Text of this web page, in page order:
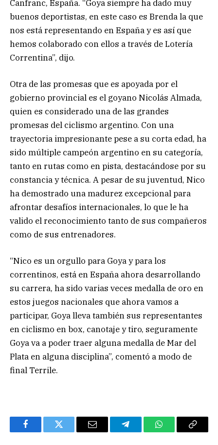
Canfranc, España. “Goya siempre ha dado muy
buenos deportistas, en este caso es Brenda la que
nos está representando en España y es así que
hemos colaborado con ellos a través de Lotería
Correntina”, dijo.
Otra de las promesas que es apoyada por el
gobierno provincial es el goyano Nicolás Almada,
quien es considerado una de las grandes
promesas del ciclismo argentino. Con una
trayectoria impresionante pese a su corta edad, ha
sido múltiple campeón argentino en su categoría,
tanto en rutas como en pista, destacándose por su
constancia y técnica. A pesar de su juventud, Nico
ha demostrado una madurez excepcional para
afrontar desafíos internacionales, lo que le ha
valido el reconocimiento tanto de sus compañeros
como de sus entrenadores.
“Nico es un orgullo para Goya y para los
correntinos, está en España ahora desarrollando
su carrera, ha sido varias veces medalla de oro en
estos juegos nacionales que ahora vamos a
participar, Goya lleva también sus representantes
en ciclismo en box, canotaje y tiro, seguramente
Goya va a poder traer alguna medalla de Mar del
Plata en alguna disciplina”, comentó a modo de
final Terrile.
FacebookTwitter Email TelegramWhatsAppCopy